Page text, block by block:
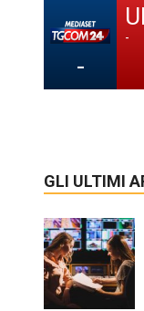
-
-
GLI ULTIMI